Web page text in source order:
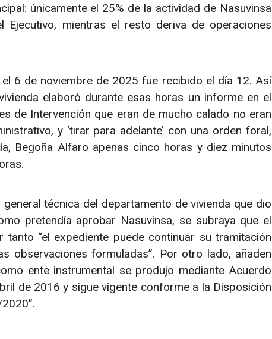
únicamente el 25% de la actividad de Nasuvinsa
Ejecutivo, mientras el resto deriva de operaciones
6 de noviembre de 2025 fue recibido el día 12. Así
elaboró durante esas horas un informe en el
de Intervención que eran de mucho calado no eran
y ‘tirar para adelante’ con una orden foral,
Begoña Alfaro apenas cinco horas y diez minutos
técnica del departamento de vivienda que dio
pretendía aprobar Nasuvinsa, se subraya que el
“el expediente puede continuar su tramitación
observaciones formuladas”. Por otro lado, añaden
ente instrumental se produjo mediante Acuerdo
de 2016 y sigue vigente conforme a la Disposición